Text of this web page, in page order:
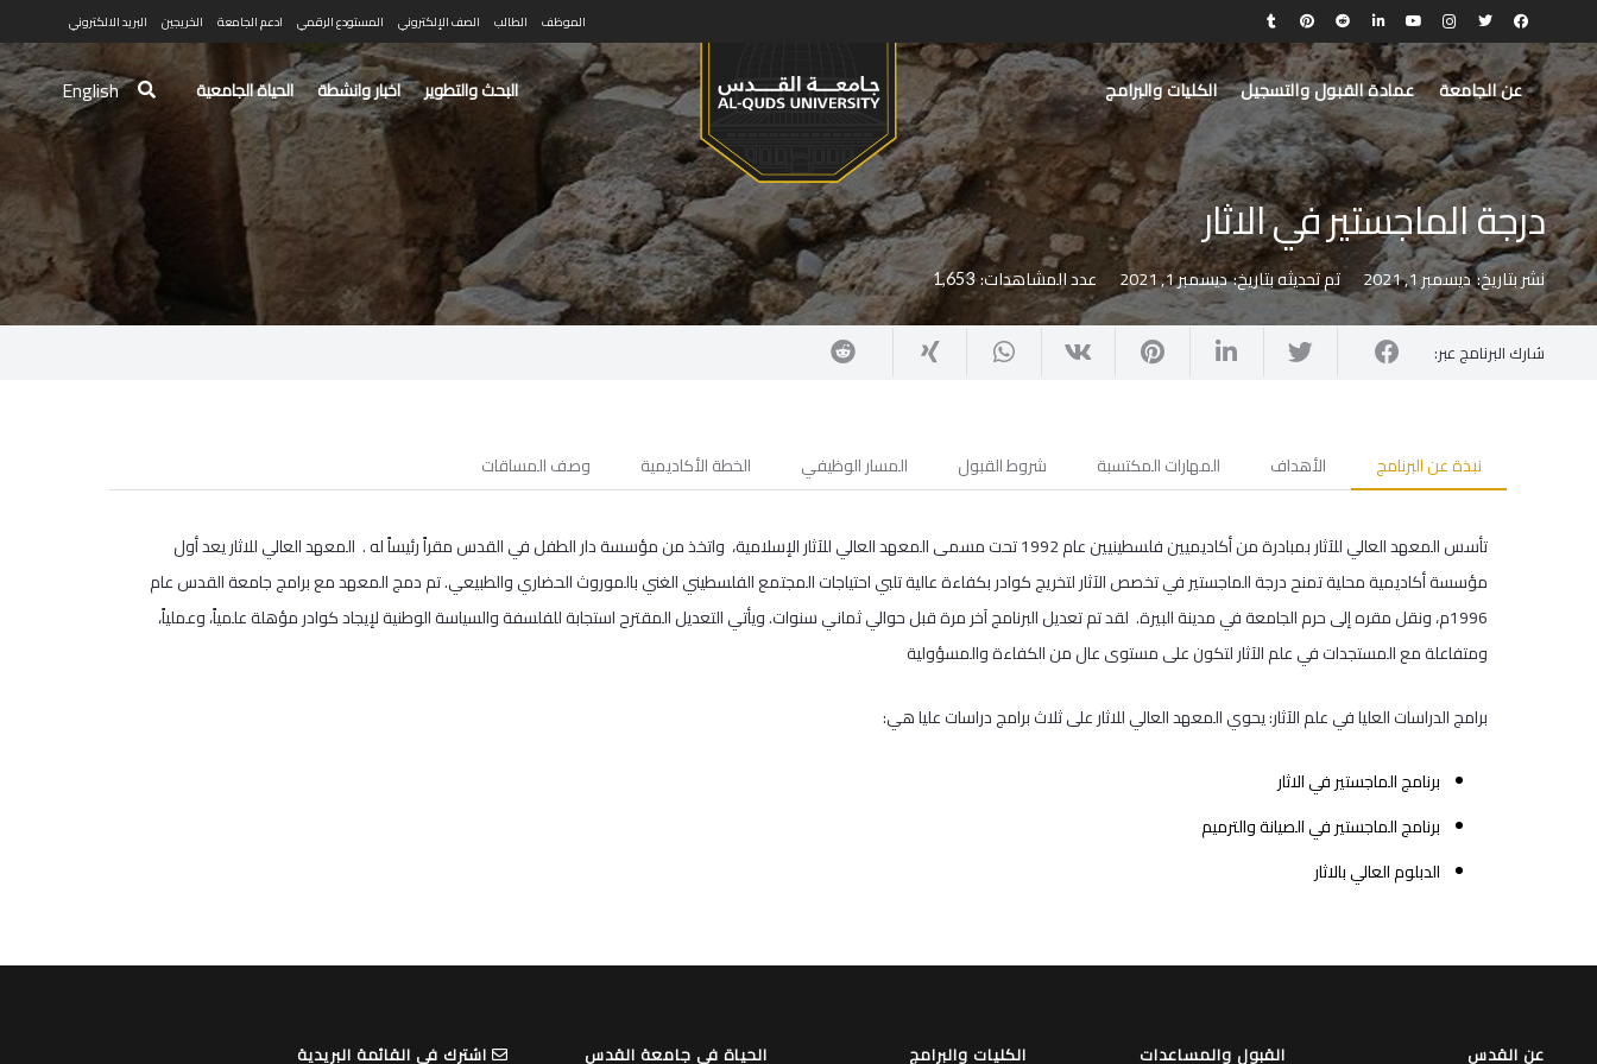
الموظف الطالب الصف الإلكتروني المستودع الرقمي ادعم الجامعة الخريجين البريد الالكتروني
عن الجامعة عمادة القبول والتسجيل الكليات والبرامج البحث والتطوير اخبار وانشطة الحياة الجامعية English
درجة الماجستير في الاثار
نشر بتاريخ:ديسمبر 1, 2021 تم تحديثه بتاريخ:ديسمبر 1, 2021 عدد المشاهدات: 1,653
شارك البرنامج عبر:
نبذة عن البرنامج الأهداف المهارات المكتسبة شروط القبول المسار الوظيفي الخطة الأكاديمية وصف المساقات
تأسس المعهد العالي للآثار بمبادرة من أكاديميين فلسطينيين عام 1992 تحت مسمى المعهد العالي للآثار الإسلامية، واتخذ من مؤسسة دار الطفل في القدس مقراً رئيساً له . المعهد العالي للاثار يعد أول
مؤسسة أكاديمية محلية تمنح درجة الماجستير في تخصص الآثار لتخريج كوادر بكفاءة عالية تلبي احتياجات المجتمع الفلسطيني الغني بالموروث الحضاري والطبيعي. تم دمج المعهد مع برامج جامعة القدس عام
1996م، ونقل مقره إلى حرم الجامعة في مدينة البيرة. لقد تم تعديل البرنامج آخر مرة قبل حوالي ثماني سنوات. ويأتي التعديل المقترح استجابة للفلسفة والسياسة الوطنية لإيجاد كوادر مؤهلة علمياً، وعملياً،
ومتفاعلة مع المستجدات في علم الآثار لتكون على مستوى عال من الكفاءة والمسؤولية
برامج الدراسات العليا في علم الآثار: يحوي المعهد العالي للاثار على ثلاث برامج دراسات عليا هي:
برنامج الماجستير في الاثار
برنامج الماجستير في الصيانة والترميم
الدبلوم العالي بالاثار
عن القدس القبول والمساعدات الكليات والبرامج الحياة في جامعة القدس اشترك في القائمة البريدية